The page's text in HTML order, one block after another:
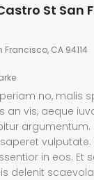
St San
CA 94114
no, malis
an vis, aeque
argumentum.
in eos. Et
delenit